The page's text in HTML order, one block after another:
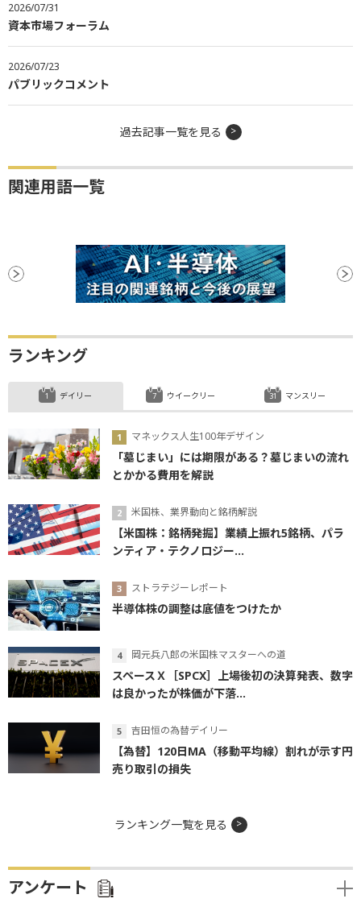
2026/07/31
資本市場フォーラム
2026/07/23
パブリックコメント
過去記事一覧を見る
関連用語一覧
ランキング
デイリー
マネックス人生100年デザイン
「墓じまい」には期限がある？墓じまいの流れ
とかかる費用を解説
米国株、業界動向と銘柄解説
【米国株：銘柄発掘】業績上振れ5銘柄、パラ
ンティア・テクノロジー...
ストラテジーレポート
半導体株の調整は底値をつけたか
岡元兵八郎の米国株マスターへの道
スペースＸ［SPCX］上場後初の決算発表、数字
は良かったが株価が下落...
吉田恒の為替デイリー
【為替】120日MA（移動平均線）割れが示す円
売り取引の損失
ウイークリー マンスリー
ランキング一覧を見る
アンケート